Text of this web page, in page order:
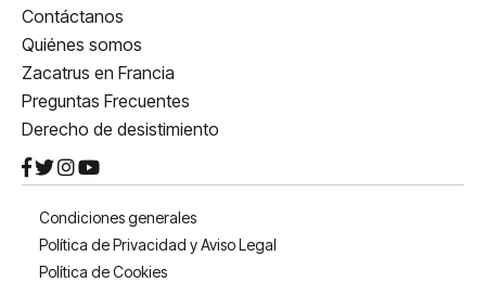
Contáctanos
Quiénes somos
Zacatrus en Francia
Preguntas Frecuentes
Derecho de desistimiento
Condiciones generales
Política de Privacidad y Aviso Legal
Política de Cookies